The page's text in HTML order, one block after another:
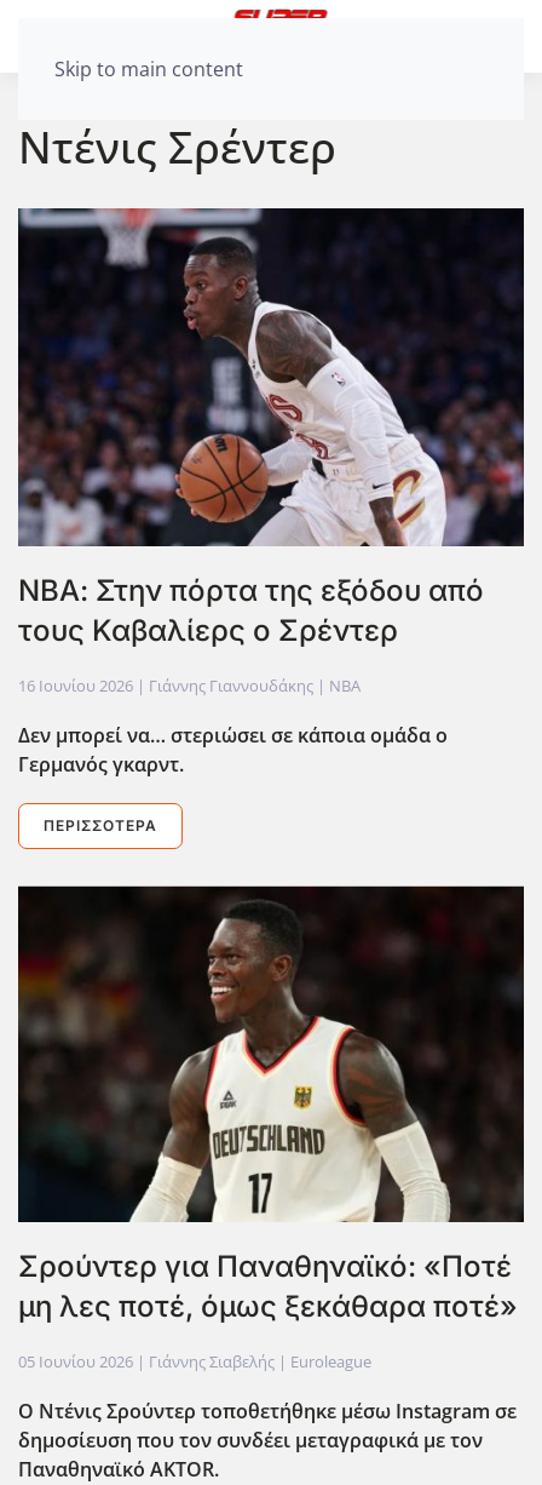
Skip to main content
Ντένις Σρέντερ
ΝΒΑ: Στην πόρτα της εξόδου από
τους Καβαλίερς ο Σρέντερ
16 Ιουνίου 2026 | Γιάννης Γιαννουδάκης | NBA
Δεν μπορεί να… στεριώσει σε κάποια ομάδα ο
Γερμανός γκαρντ.
ΠΕΡΙΣΣΌΤΕΡΑ
Σρούντερ για Παναθηναϊκό: «Ποτέ
μη λες ποτέ, όμως ξεκάθαρα ποτέ»
05 Ιουνίου 2026 | Γιάννης Σιαβελής | Euroleague
Ο Ντένις Σρούντερ τοποθετήθηκε μέσω Instagram σε
δημοσίευση που τον συνδέει μεταγραφικά με τον
Παναθηναϊκό AKTOR.